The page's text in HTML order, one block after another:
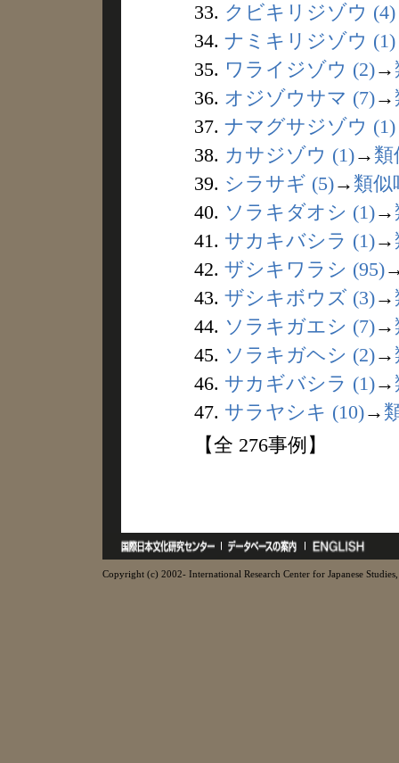
33. クビキリジゾウ (4)
34. ナミキリジゾウ (1)
35. ワライジゾウ (2)→
36. オジゾウサマ (7)→
37. ナマグサジゾウ (1)
38. カサジゾウ (1)→ 類
39. シラサギ (5)→ 類似
40. ソラキダオシ (1)→
41. サカキバシラ (1)→
42. ザシキワラシ (95)
43. ザシキボウズ (3)→
44. ソラキガエシ (7)→
45. ソラキガヘシ (2)→
46. サカギバシラ (1)→
47. サラヤシキ (10)→
【全 276事例】
Copyright (c) 2002- International Research Center for Japanese